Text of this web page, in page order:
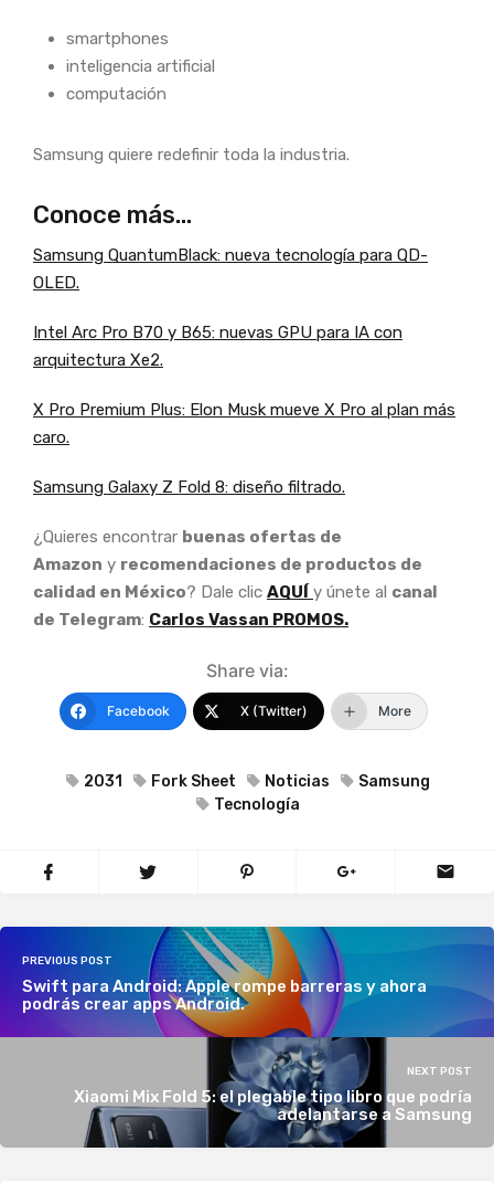
smartphones
inteligencia artificial
computación
Samsung quiere redefinir toda la industria.
Conoce más…
Samsung QuantumBlack: nueva tecnología para QD-
OLED.
Intel Arc Pro B70 y B65: nuevas GPU para IA con
arquitectura Xe2.
X Pro Premium Plus: Elon Musk mueve X Pro al plan más
caro.
Samsung Galaxy Z Fold 8: diseño filtrado.
¿Quieres encontrar buenas ofertas de
Amazon y recomendaciones de productos de
calidad en México? Dale clic AQUÍ y únete al canal
de Telegram: Carlos Vassan PROMOS.
Share via:
Facebook X (Twitter) More
2031 Fork Sheet Noticias
Samsung
Tecnología
PREVIOUS POST
Swift para Android: Apple rompe barreras y ahora
podrás crear apps Android.
NEXT POST
Xiaomi Mix Fold 5: el plegable tipo libro que podría
adelantarse a Samsung